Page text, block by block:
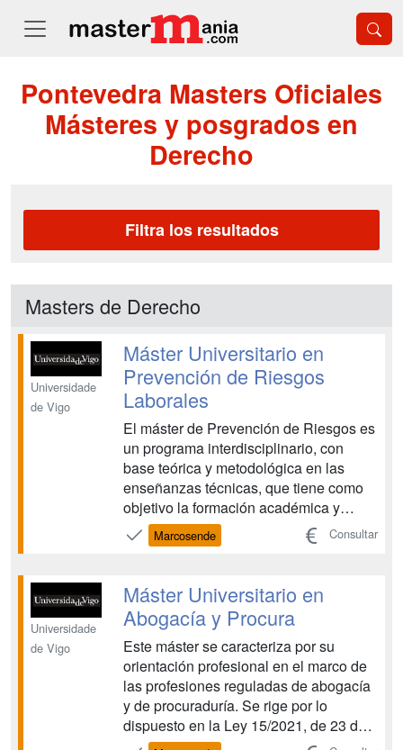
Pontevedra Masters Oficiales
Másteres y posgrados en
Derecho
Filtra los resultados
Masters de Derecho
Universidade
de Vigo
Máster Universitario en
Prevención de Riesgos
Laborales
El máster de Prevención de Riesgos es
un programa interdisciplinario, con
base teórica y metodológica en las
enseñanzas técnicas, que tiene como
objetivo la formación académica y
profesional del alumnado como
especialista en prevención de riesgos
de la perspectiva de las enseñanzas
sobre seguridad y prevenc...
Marcosende Consultar
Universidade
de Vigo
Máster Universitario en
Abogacía y Procura
Este máster se caracteriza por su
orientación profesional en el marco de
las profesiones reguladas de abogacía
y de procuraduría. Se rige por lo
dispuesto en la Ley 15/2021, de 23 de
octubre, que modifica la Ley 34/2006,